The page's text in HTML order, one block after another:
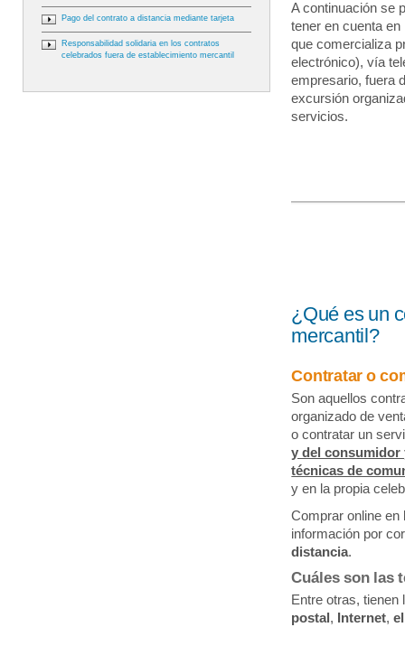
Pago del contrato a distancia mediante tarjeta
Responsabilidad solidaria en los contratos
celebrados fuera de establecimiento mercantil
A continuación se
tener en cuenta
que comercializa
electrónico), vía
empresario, fuera
excursión
servicios.
¿Qué es un
mercantil?
Contratar o
Son aquellos
organizado de
o contratar un
y del consumidor
técnicas de
y en la propia
Comprar online en
información por
distancia.
Cuáles son las
Entre otras,
postal , Internet,